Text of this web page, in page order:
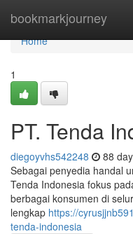
bookmarkjourney
Home
Home
1
PT. Tenda
diegoyvhs542248 88
Sebagai penyedia handal
Tenda Indonesia fokus
berbagai konsumen di
lengkap https://
tenda-indonesia